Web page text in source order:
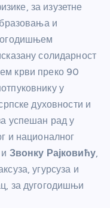
за изузетне
и
солидарност
крви преко 90
у
духовности и
успешан рад у
и националног
Звонку Рајковићу,
угурсуза и
за дугогодишњи